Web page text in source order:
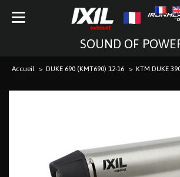
SOUND OF
Accueil DUKE 690 (KMT690) 12-16 KTM DUKE